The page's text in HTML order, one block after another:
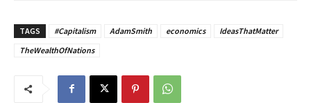
TAGS #Capitalism AdamSmith economics
IdeasThatMatter
TheWealthOfNations